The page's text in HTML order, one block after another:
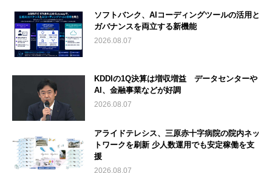
ソフトバンク、AIコーディングツールの活用と
ガバナンスを両立する新機能
2026.08.07
KDDIの1Q決算は増収増益 データセンターや
AI、金融事業などが好調
2026.08.07
アライドテレシス、三原赤十字病院の院内ネッ
トワークを刷新 少人数運用でも安定稼働を支
援
2026.08.07